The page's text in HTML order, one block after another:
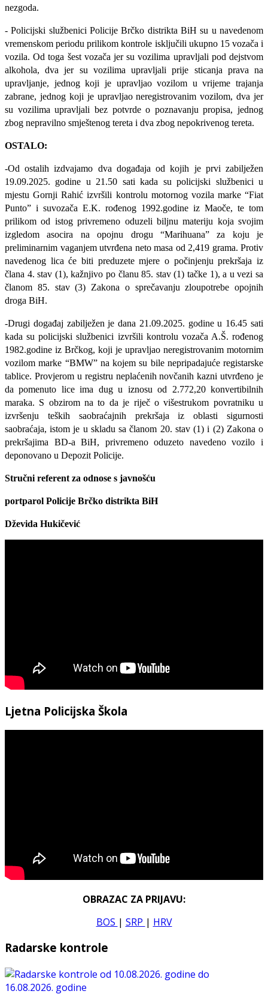
nezgoda.
-Policijski službenici Policije Brčko distrikta BiH su u navedenom
vremenskom periodu prilikom kontrole isključili ukupno 15 vozača i
vozila. Od toga šest vozača jer su vozilima upravljali pod dejstvom
alkohola, dva jer su vozilima upravljali prije sticanja prava na
upravljanje, jednog koji je upravljao vozilom u vrijeme trajanja
zabrane, jednog koji je upravljao neregistrovanim vozilom, dva jer
su vozilima upravljali bez potvrde o poznavanju propisa, jednog
zbog nepravilno smještenog tereta i dva zbog nepokrivenog tereta.
OSTALO:
-Od ostalih izdvajamo dva događaja od kojih je prvi zabilježen
19.09.2025. godine u 21.50 sati kada su policijski službenici u
mjestu Gornji Rahić izvršili kontrolu motornog vozila marke “Fiat
Punto” i suvozača E.K. rođenog 1992.godine iz Maoče, te tom
prilikom od istog privremeno oduzeli biljnu materiju koja svojim
izgledom asocira na opojnu drogu “Marihuana” za koju je
preliminarnim vaganjem utvrđena neto masa od 2,419 grama. Protiv
navedenog lica će biti preduzete mjere o počinjenju prekršaja iz
člana 4. stav (1), kažnjivo po članu 85. stav(1) tačke 1), a u vezi sa
članom 85. stav(3) Zakona o sprečavanju zloupotrebe opojnih
droga BiH.
-Drugi događaj zabilježen je dana 21.09.2025. godine u 16.45 sati
kada su policijski službenici izvršili kontrolu vozača A.Š. rođenog
1982.godine iz Brčkog, koji je upravljao neregistrovanim motornim
vozilom marke “BMW” na kojem su bile nepripadajuće registarske
tablice. Provjerom u registru neplaćenih novčanih kazni utvrđeno je
da pomenuto lice ima dug u iznosu od 2.772,20 konvertibilnih
maraka. S obzirom na to da je riječ o višestrukom povratniku u
izvršenju teških saobraćajnih prekršaja iz oblasti sigurnosti
saobraćaja, istom je u skladu sa članom 20. stav (1) i (2) Zakona o
prekršajima BD-a BiH, privremeno oduzeto navedeno vozilo i
deponovano u Depozit Policije.
Stručni referent za odnose s javnošću
portparol Policije Brčko distrikta BiH
Dževida Hukičević
Ljetna Policijska Škola
OBRAZAC ZA PRIJAVU:
BOS | SRP | HRV
Radarske kontrole